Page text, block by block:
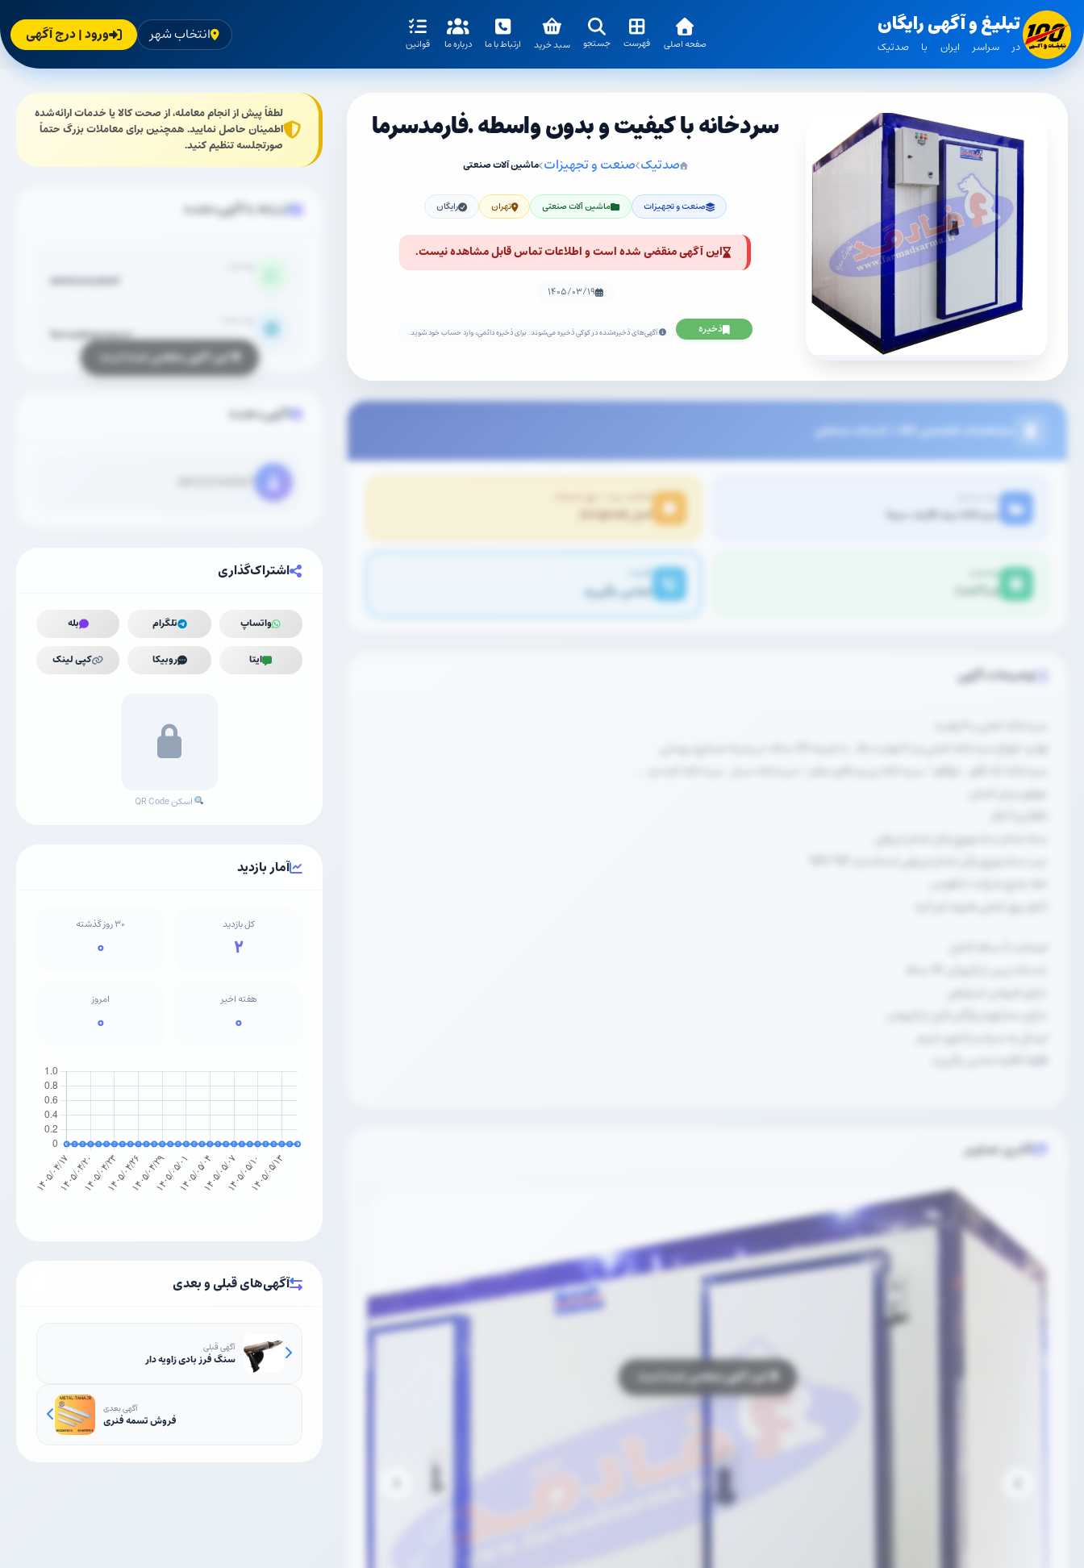
تبلیغ و آگهی رایگان
در سراسر ایران با صدتیک صفحه اصلی فهرست جستجو سبد خرید ارتباط با ما درباره ما قوانین انتخاب شهر ورود | درج آگهی
سردخانه با کیفیت و بدون واسطه .فارمدسرما
صدتیک صنعت و تجهیزات ماشین آلات صنعتی
صنعت و تجهیزات ماشین آلات صنعتی تهران رایگان
این آگهی منقضی شده است و اطلاعات تماس قابل مشاهده نیست.
۱۴۰۵/۰۳/۱۹
ذخیره آگهی‌های ذخیره‌شده در کوکی ذخیره می‌شوند. برای ذخیره دائمی، وارد حساب خود شوید.
مشخصات تخصصی کالا / خدمات صنعتی
برند و مدل
سردخانه برند فارمد سرما
اصالت برند / نوع خدمات
اصل (Original)
وضعیت
نو (آکبند)
قیمت
تماس بگیرید
توضیحات آگهی
سردخانه اصلی با کیفیت
تولید انواع سردخانه اصلی و با کیفیت بالا . با تجربه 30 ساله در زمینه صنایع برودتی
موتور بیتزر المان
بدنه تمام ساندویچ پانل تمام تزریقی
درب ساندویچ پانل تمام تزریقی استاندارد 80*180
خط مایع شرکت دانفوس
تابلو برق اصلی هیوندای کره
خدمات پس از فروش 10 ساله
دارای فروش شرایطی
دارای مشاوره رایگان قبل از فروش
ارسال به سراسر کشور داریم
فقط کافیه تماس بگیرید
گالری تصاویر
لطفاً پیش از انجام معامله، از صحت کالا یا خدمات ارائه‌شده
اطمینان حاصل نمایید. همچنین برای معاملات بزرگ حتماً
صورتجلسه تنظیم کنید.
ارتباط با آگهی‌دهنده
farmadsarma.ir/
آگهی‌دهنده
اشتراک‌گذاری
واتساپ تلگرام بله
ایتا روبیکا کپی لینک
اسکن QR Code
آمار بازدید
کل بازدید
۲
۳۰ روز گذشته
۰
هفته اخیر
۰
امروز
۰
آگهی‌های قبلی و بعدی
آگهی قبلی
سنگ فرز بادی زاویه دار
آگهی بعدی
فروش تسمه فنری